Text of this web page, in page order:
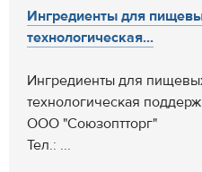
Ингредиенты для
технологическая...
Ингредиенты для
технологическая
ООО "Союзоптторг"
Тел.: ...